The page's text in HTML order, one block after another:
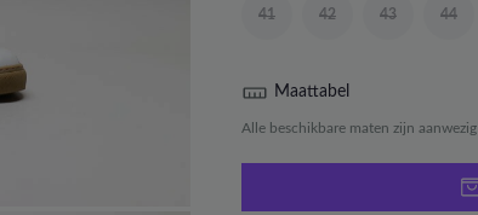
42
41 43 44
Maattabel
Alle beschikbare maten zijn aanwezig